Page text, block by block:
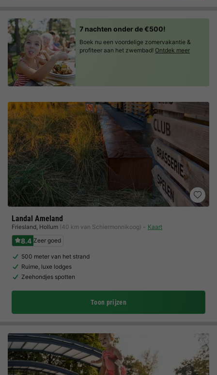
Landal Ameland
Friesland, Hollum (40 km van Schiermonnikoog) Kaart
8.4 Zeer goed
500 meter van het strand
Ruime, luxe lodges
Zeehondjes spotten
Toon prijzen
7 nachten onder de €500!
Boek nu een voordelige zomervakantie &
profiteer aan het zwembad! Ontdek meer